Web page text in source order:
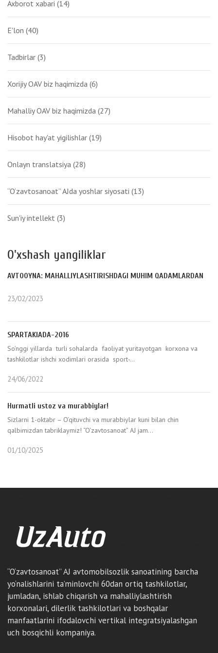
Axborot xabari (14)
E'lon (40)
Tadbirlar (3)
Xorijiy OAV biz haqimizda (6)
Mahalliy OAV biz haqimizda (27)
Hisobot hay'at yigilishlar (19)
Onlayn translatsiya (28)
“O‘zavtosanoat” AJda yoshlar siyosati (13)
Sun'iy intellekt (3)
O'xshash yangiliklar
AVTOOYNA: MAHALLIYLASHTIRISHDAGI MUHIM QADAMLARDAN
23/02/2023
SPARTAKIADA-2016
So’nggi yillarda turli sohalarda faoliyat yuritayotgan korxona va
tashkilotlar ishchi xodimlari orasida sport-...
24/06/2022
Hurmatli ustoz va murabbiylar!
Sizlarni 1-oktabr – O‘qituvchi va murabbiylar kuni bilan chin
qalbimizdan tabriklaymiz! “O‘zavtosanoat” AJ jam...
01/10/2025
“O‘zavtosanoat” AJ avtomobilsozlik sanoatining barcha
yo‘nalishlarini ta’minlovchi 60dan ortiq tashkilotlar,
jumladan, ishlab chiqarish va mahalliylashtirish
korxonalari, dilerlik tashkilotlari va boshqalar
manfaatlarini ifodalovchi vertikal integratsiyalashgan
uch bosqichli kompaniya.